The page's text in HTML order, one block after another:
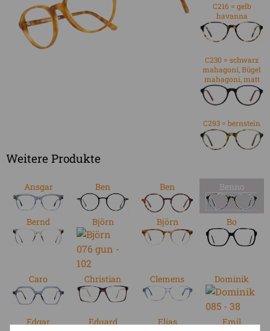
C216 = gelb
havanna
C230 = schwarz
mahagoni, Bügel
mahagoni, matt
C293 = bernstein
Weitere Produkte
Ansgar Ben Ben Benno
Bernd Björn Björn Bo
Caro Christian Clemens Dominik
Edgar Eduard Elias Emil